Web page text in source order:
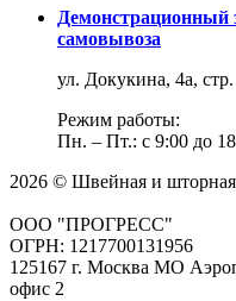
Демонстрационный
самовывоза
ул. Докукина, 4а,
Режим работы:
Пн. – Пт.: с 9:00 до
2026 © Швейная и
ООО "ПРОГРЕСС"
ОГРН: 1217700131956
125167 г. Москва МО
офис 2